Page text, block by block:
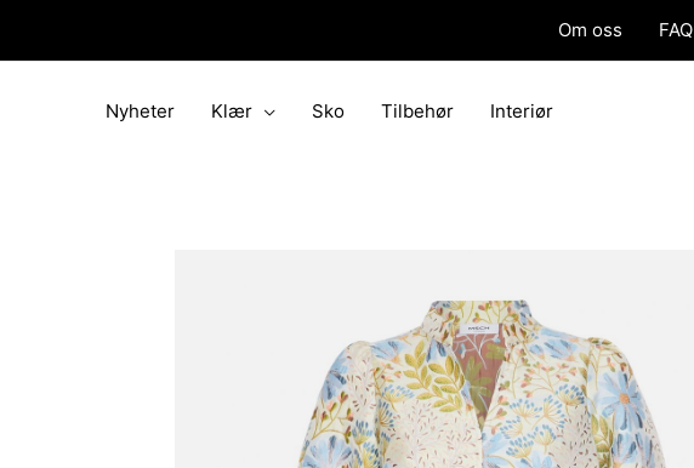
Om oss FAQ
Nyheter Klær Sko Tilbehør Interiør